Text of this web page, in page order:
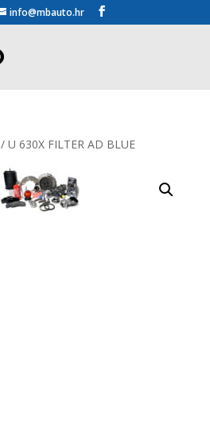
info@mbauto.hr
/ U 630X FILTER AD BLUE